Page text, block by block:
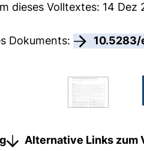
dieses Volltextes: 14 Dez
Dokuments:
Alternative Links zum